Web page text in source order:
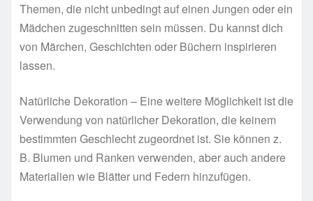
Themen, die nicht unbedingt auf einen Jungen oder ein
Mädchen zugeschnitten sein müssen. Du kannst dich
von Märchen, Geschichten oder Büchern inspirieren
lassen.
Natürliche Dekoration – Eine weitere Möglichkeit ist die
Verwendung von natürlicher Dekoration, die keinem
bestimmten Geschlecht zugeordnet ist. Sie können z.
B. Blumen und Ranken verwenden, aber auch andere
Materialien wie Blätter und Federn hinzufügen.